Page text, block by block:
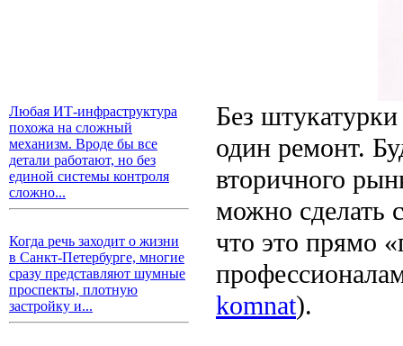
Любая ИТ-инфраструктура
похожа на сложный
механизм. Вроде бы все
детали работают, но без
единой системы контроля
сложно...
Когда речь заходит о жизни
в Санкт-Петербурге, многие
сразу представляют шумные
проспекты, плотную
застройку и...
Без
один ремонт.
вторичного
можно сделать
что это прямо
komnat).